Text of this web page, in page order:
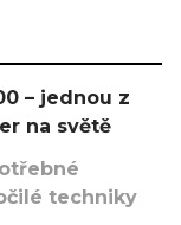
– jednou z
na světě
techniky